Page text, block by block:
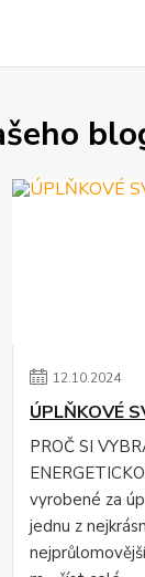
12.10.2024
ÚPLŇKOVÉ
PROČ SI
vyrobené za
jednu z